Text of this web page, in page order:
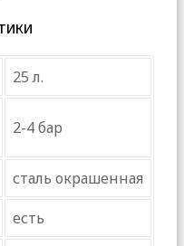
25 л.
2-4 бар
сталь окрашенная
есть